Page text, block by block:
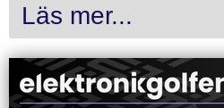
Läs mer...